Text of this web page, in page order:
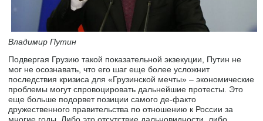
Владимир Путин
Подвергая Грузию такой показательной экзекуции, Путин не
мог не осознавать, что его шаг еще более усложнит
последствия кризиса для «Грузинской мечты» – экономические
проблемы могут спровоцировать дальнейшие протесты. Это
еще больше подорвет позиции самого де-факто
дружественного правительства по отношению к России за
многие годы. Либо это отсутствие дальновидности, либо